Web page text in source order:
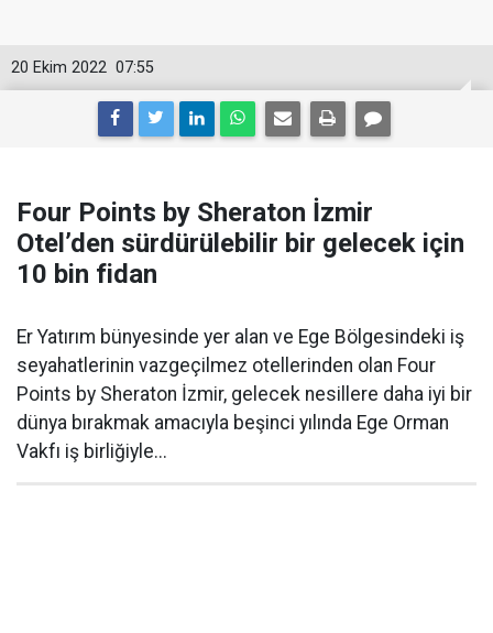
07:55
20 Ekim 2022
Four Points by Sheraton İzmir
Otel’den sürdürülebilir bir gelecek için
10 bin fidan
Er Yatırım bünyesinde yer alan ve Ege Bölgesindeki iş
seyahatlerinin vazgeçilmez otellerinden olan Four
Points by Sheraton İzmir, gelecek nesillere daha iyi bir
dünya bırakmak amacıyla beşinci yılında Ege Orman
Vakfı iş birliğiyle...